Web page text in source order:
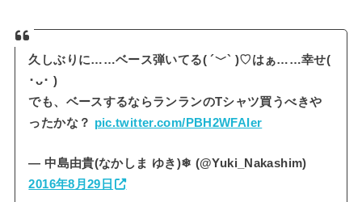
久しぶりに……ベース弾いてる( ´﹀` )♡はぁ……幸せ(
･ᴗ･ )
でも、ベースするならランランのTシャツ買うべきや
ったかな？ pic.twitter.com/PBH2WFAIer
— 中島由貴(なかしま ゆき)❄ (@Yuki_Nakashim)
2016年8月29日